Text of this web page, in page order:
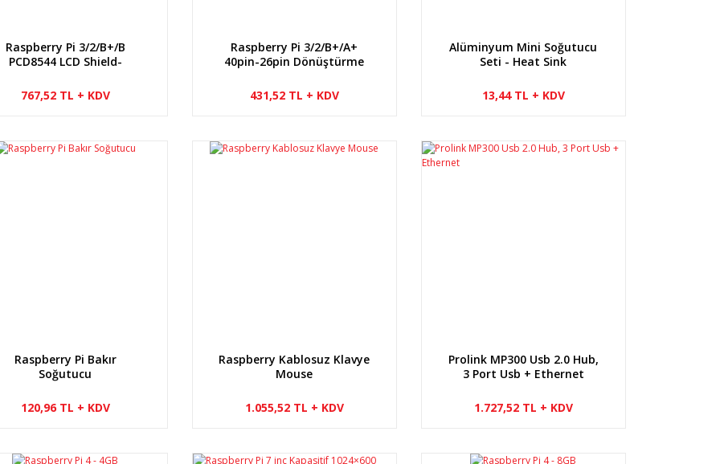
Raspberry Pi 3/2/B+/B
PCD8544 LCD Shield-
767,52 TL + KDV
Raspberry Pi 3/2/B+/A+
40pin-26pin Dönüştürme
431,52 TL + KDV
Alüminyum Mini Soğutucu
Seti - Heat Sink
13,44 TL + KDV
Raspberry Pi Bakır
Soğutucu
120,96 TL + KDV
Raspberry Kablosuz Klavye
Mouse
1.055,52 TL + KDV
Prolink MP300 Usb 2.0 Hub,
3 Port Usb + Ethernet
1.727,52 TL + KDV